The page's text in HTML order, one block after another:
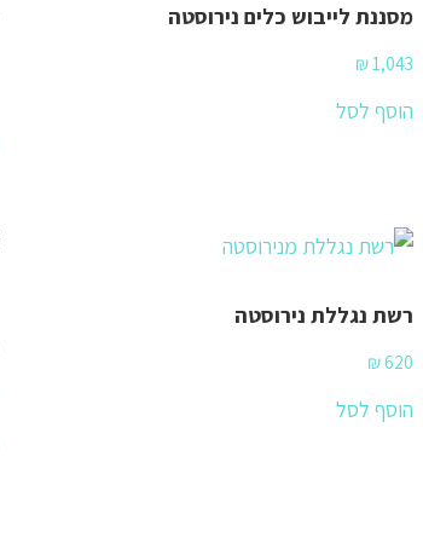
מסננת לייבוש כלים נירוסטה
₪ 1,043
הוסף לסל
רשת נגללת נירוסטה
₪620
הוסף לסל